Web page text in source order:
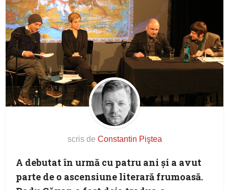
scris de Constantin Piştea
A debutat în urmă cu patru ani şi a avut
parte de o ascensiune literară frumoasă.